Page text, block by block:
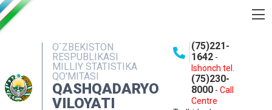
O`ZBEKISTON
RESPUBLIKASI
MILLIY STATISTIKA
QO'MITASI
QASHQADARYO
VILOYATI
(75)221-
1642 -
Ishonch tel.
(75)230-
8000 - Call
Centre
OCHIQ MA'LUMOTLAR
NASHRLAR
INTERAKTIV XIZMATLAR